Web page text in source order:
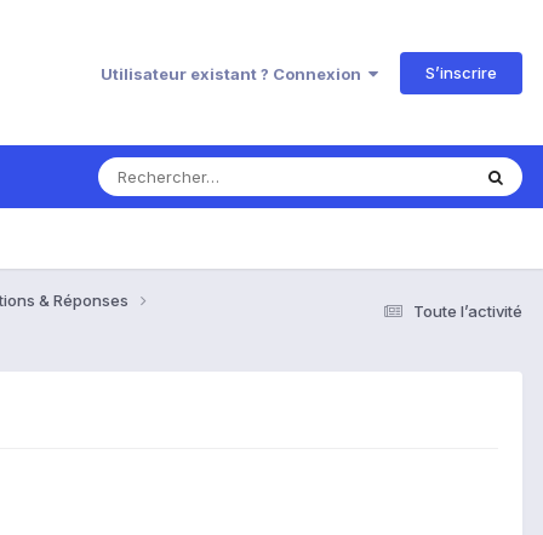
Utilisateur existant ? Connexion S’inscrire
Toute l’activité
& Réponses